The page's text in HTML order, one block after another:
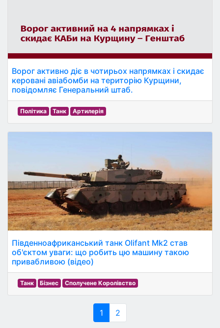
Ворог активно діє в чотирьох напрямках і скидає
керовані авіабомби на територію Курщини,
повідомляє Генеральний штаб.
Політика Танк Артилерія
Південноафриканський танк Olifant Mk2 став
об'єктом уваги: що робить цю машину такою
привабливою (відео)
Танк Бізнес Сполучене Королівство
1 2